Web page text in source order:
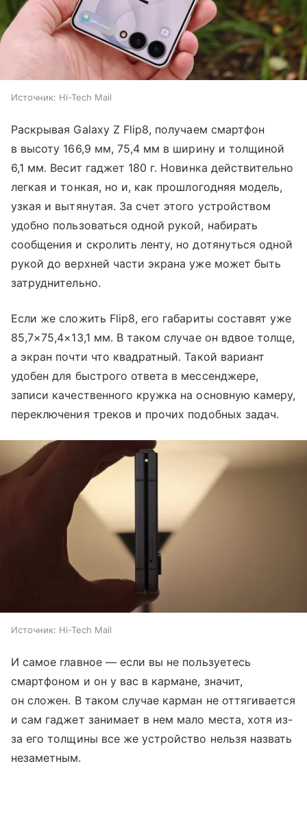
Источник: Hi-Tech Mail
Раскрывая Galaxy Z Flip8, получаем смартфон
в высоту 166,9 мм, 75,4 мм в ширину и толщиной
6,1 мм. Весит гаджет 180 г. Новинка действительно
легкая и тонкая, но и, как прошлогодняя модель,
узкая и вытянутая. За счет этого устройством
удобно пользоваться одной рукой, набирать
сообщения и скролить ленту, но дотянуться одной
рукой до верхней части экрана уже может быть
затруднительно.
Если же сложить Flip8, его габариты составят уже
85,7×75,4×13,1 мм. В таком случае он вдвое толще,
а экран почти что квадратный. Такой вариант
удобен для быстрого ответа в мессенджере,
записи качественного кружка на основную камеру,
переключения треков и прочих подобных задач.
Источник: Hi-Tech Mail
И самое главное — если вы не пользуетесь
смартфоном и он у вас в кармане, значит,
он сложен. В таком случае карман не оттягивается
и сам гаджет занимает в нем мало места, хотя из-
за его толщины все же устройство нельзя назвать
незаметным.